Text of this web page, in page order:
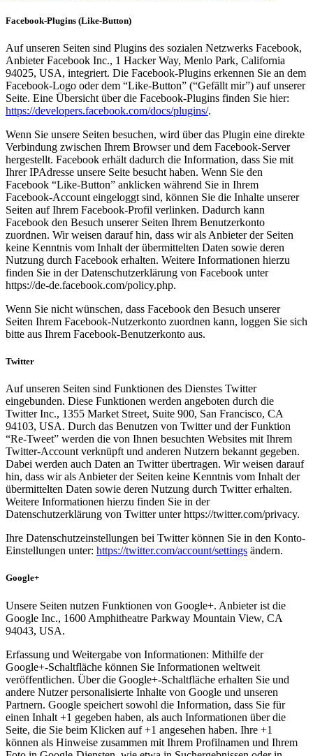
Facebook-Plugins (Like-Button)
Auf unseren Seiten sind Plugins des sozialen Netzwerks Facebook,
Anbieter Facebook Inc., 1 Hacker Way, Menlo Park, California
94025, USA, integriert. Die Facebook-Plugins erkennen Sie an dem
Facebook-Logo oder dem “Like-Button” (“Gefällt mir”) auf unserer
Seite. Eine Übersicht über die Facebook-Plugins finden Sie hier:
https://developers.facebook.com/docs/plugins/.
Wenn Sie unsere Seiten besuchen, wird über das Plugin eine direkte
Verbindung zwischen Ihrem Browser und dem Facebook-Server
hergestellt. Facebook erhält dadurch die Information, dass Sie mit
Ihrer IPAdresse unsere Seite besucht haben. Wenn Sie den
Facebook “Like-Button” anklicken während Sie in Ihrem
Facebook-Account eingeloggt sind, können Sie die Inhalte unserer
Seiten auf Ihrem Facebook-Profil verlinken. Dadurch kann
Facebook den Besuch unserer Seiten Ihrem Benutzerkonto
zuordnen. Wir weisen darauf hin, dass wir als Anbieter der Seiten
keine Kenntnis vom Inhalt der übermittelten Daten sowie deren
Nutzung durch Facebook erhalten. Weitere Informationen hierzu
finden Sie in der Datenschutzerklärung von Facebook unter
https://de-de.facebook.com/policy.php.
Wenn Sie nicht wünschen, dass Facebook den Besuch unserer
Seiten Ihrem Facebook-Nutzerkonto zuordnen kann, loggen Sie sich
bitte aus Ihrem Facebook-Benutzerkonto aus.
Twitter
Auf unseren Seiten sind Funktionen des Dienstes Twitter
eingebunden. Diese Funktionen werden angeboten durch die
Twitter Inc., 1355 Market Street, Suite 900, San Francisco, CA
94103, USA. Durch das Benutzen von Twitter und der Funktion
“Re-Tweet” werden die von Ihnen besuchten Websites mit Ihrem
Twitter-Account verknüpft und anderen Nutzern bekannt gegeben.
Dabei werden auch Daten an Twitter übertragen. Wir weisen darauf
hin, dass wir als Anbieter der Seiten keine Kenntnis vom Inhalt der
übermittelten Daten sowie deren Nutzung durch Twitter erhalten.
Weitere Informationen hierzu finden Sie in der
Datenschutzerklärung von Twitter unter https://twitter.com/privacy.
Ihre Datenschutzeinstellungen bei Twitter können Sie in den Konto-
Einstellungen unter: https://twitter.com/account/settings ändern.
Google+
Unsere Seiten nutzen Funktionen von Google+. Anbieter ist die
Google Inc., 1600 Amphitheatre Parkway Mountain View, CA
94043, USA.
Erfassung und Weitergabe von Informationen: Mithilfe der
Google+-Schaltfläche können Sie Informationen weltweit
veröffentlichen. Über die Google+-Schaltfläche erhalten Sie und
andere Nutzer personalisierte Inhalte von Google und unseren
Partnern. Google speichert sowohl die Information, dass Sie für
einen Inhalt +1 gegeben haben, als auch Informationen über die
Seite, die Sie beim Klicken auf +1 angesehen haben. Ihre +1
können als Hinweise zusammen mit Ihrem Profilnamen und Ihrem